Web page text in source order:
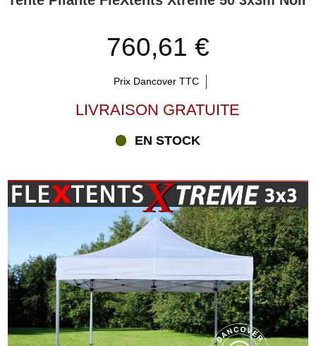
760,61 €
Prix Dancover TTC
LIVRAISON GRATUITE
EN STOCK